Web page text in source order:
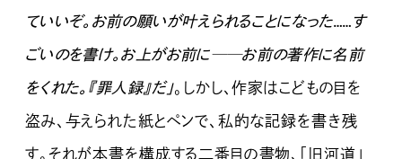
ていいぞ。お前の願いが叶えられることになった……す
ごいのを書け。お上がお前に──お前の著作に名前
をくれた。『罪人録』だ」。しかし、作家はこどもの目を
盗み、与えられた紙とペンで、私的な記録を書き残
す。それが本書を構成する二番目の書物、「旧河道」